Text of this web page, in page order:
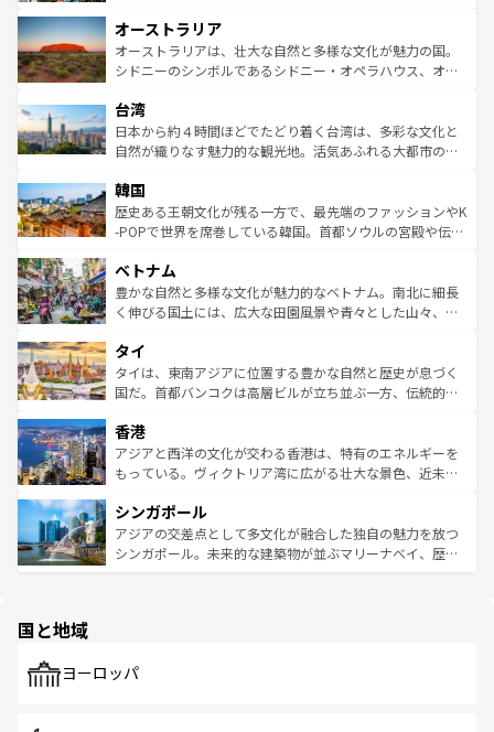
部のニューオーリンズでは、音楽と美食が融合した独特の
文化が魅力。旅行者はアメリカの各地域で異なる魅力を楽
しみながら、その多様性と豊かな歴史を感じることができ
ならではの贅沢な旅のスタイルだ。 なお、新着のアメリカ
情報はコンテンツ一覧を参照してほしい。
ワイ島は見逃せない。また、定番の観光地といえばオアフ
島だが、静かな自然を求めるならマウイ島やカウアイ島が
おすすめ。エメラルドグリーンに輝く海をはじめ、豊かな
れるおもてなしの心で訪れる人々を迎えてくれるハワイの
人々、おいしいローカルフードやハワイアンミュージッ
ク、伝統的なフラダンスなど、すべてがハワイの魅力を彩
ワイを、存分に味わってほしい。 なお、新着のハワイ情報
はコンテンツ一覧を参照してほしい。
オーストラリア
オーストラリアは、壮大な自然と多様な文化が魅力の国。
シドニーのシンボルであるシドニー・オペラハウス、オー
リアリーフや大陸中央部にそびえるウルル（エアーズロッ
ク）、タスマニアの美しい原生林やケアンズの熱帯雨林な
ど、見どころがたくさん。また、カフェやワイン、オージ
いる。アクティビティも充実しており、サーフィンやダイ
ビング、ハイキングなど、アウトドア好きにはたまらな
い。オーストラリアの多彩な魅力を存分に味わいつくそ
参照してほしい。
台湾
日本から約４時間ほどでたどり着く台湾は、多彩な文化と
自然が織りなす魅力的な観光地。活気あふれる大都市の台
ン）、静ひつな山岳地帯である台湾東部など、都市の喧騒
と山間の静けさが共存しており、訪れる人に新しい発見と
驚きをもたらしてくれる。また、奥深い台湾の食文化も魅
容にもいいと評判のスイーツなど、バラエティ豊かな料理
が味わえる。 なお、新着の台湾情報は コンテンツ一覧を参
照してほしい。
韓国
歴史ある王朝文化が残る一方で、最先端のファッションやK
-POPで世界を席巻している韓国。首都ソウルの宮殿や伝統
き、地方に足を延ばせば四季折々の自然美を楽しむことが
できる。そして、キムチや焼肉、絶品のストリートフード
まで、さまざまな韓国料理が待っている。夜には、韓国な
リティに包まれながら、韓国の多彩な魅力を心ゆくまで味
わってみてほしい。 なお、新着の韓国情報はコンテンツ一
覧を参照してほしい。
ベトナム
豊かな自然と多様な文化が魅力的なベトナム。南北に細長
く伸びる国土には、広大な田園風景や青々とした山々、世
急速な発展と共に伝統が息づく。ハノイの古い町並みやホ
ーチミン市のフランス統治時代の建物も、独特の雰囲気を
醸し出している。また、バラエティの豊かさとおいしさで
とつ。フォーやバインミー、ベトナムコーヒーなどは、ぜ
ひ現地で味わいたい。どの地域を訪れてもあたたかい人々
が旅行者を迎えてくれるので、きっと忘れられない旅にな
参照してほしい。
タイ
タイは、東南アジアに位置する豊かな自然と歴史が息づく
国だ。首都バンコクは高層ビルが立ち並ぶ一方、伝統的な
の活気が交差している。北部ではチェンマイなどの山岳地
帯で自然と触れ合い、南部ではプーケットやクラビの美し
いビーチでリゾート気分を楽しむことができる。タイ料理
激する。気候は一年中温暖で、どの季節にも異なる楽しみ
が待っている。親しみやすいタイの人々、仏教を中心とし
た文化、そして多様な観光資源が、訪れる旅人を魅了し続
香港
アジアと西洋の文化が交わる香港は、特有のエネルギーを
もっている。ヴィクトリア湾に広がる壮大な景色、近未来
み、どこを訪れても感動するはず。観光スポットが密集し
ており、効率よく見どころを回れるのも魅力。息をのむよ
うな絶景から文化的な体験まで、香港を存分に楽しみ尽く
シンガポール
アジアの交差点として多文化が融合した独自の魅力を放つ
シンガポール。未来的な建築物が並ぶマリーナベイ、歴史
で、ホーカーズは地元の風情を楽しめる外せないスポット
国と地域
ヨーロッパ